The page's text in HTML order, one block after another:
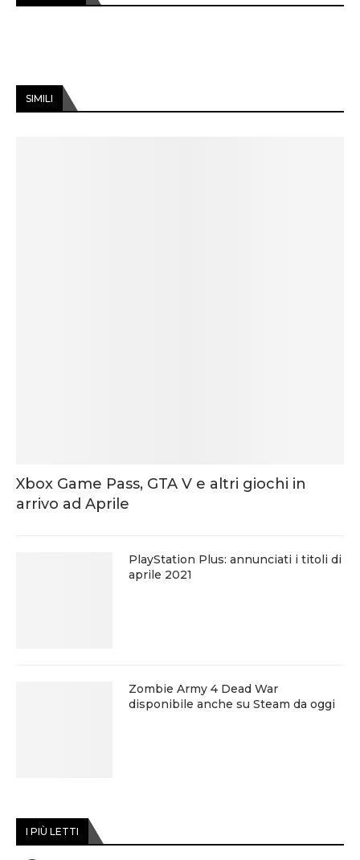
SIMILI
Xbox Game Pass, GTA V e altri giochi in
arrivo ad Aprile
PlayStation Plus: annunciati i titoli di
aprile 2021
Zombie Army 4 Dead War
disponibile anche su Steam da oggi
I PIÙ LETTI